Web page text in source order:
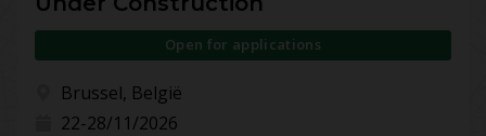
Open for applications
Brussel, België
22-28/11/2026